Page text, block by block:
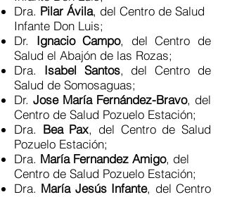
Dra. Pilar Ávila, del Centro de Salud
Infante Don Luis;
Dr. Ignacio Campo, del Centro de
Salud el Abajón de las Rozas;
Dra. Isabel Santos, del Centro de
Salud de Somosaguas;
Dr. Jose María Fernández-Bravo, del
Centro de Salud Pozuelo Estación;
Dra. Bea Pax, del Centro de Salud
Pozuelo Estación;
Dra. María Fernandez Amigo, del
Centro de Salud Pozuelo Estación;
Dra. María Jesús Infante, del Centro